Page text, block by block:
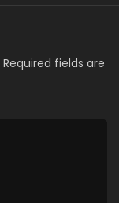
Required fields are